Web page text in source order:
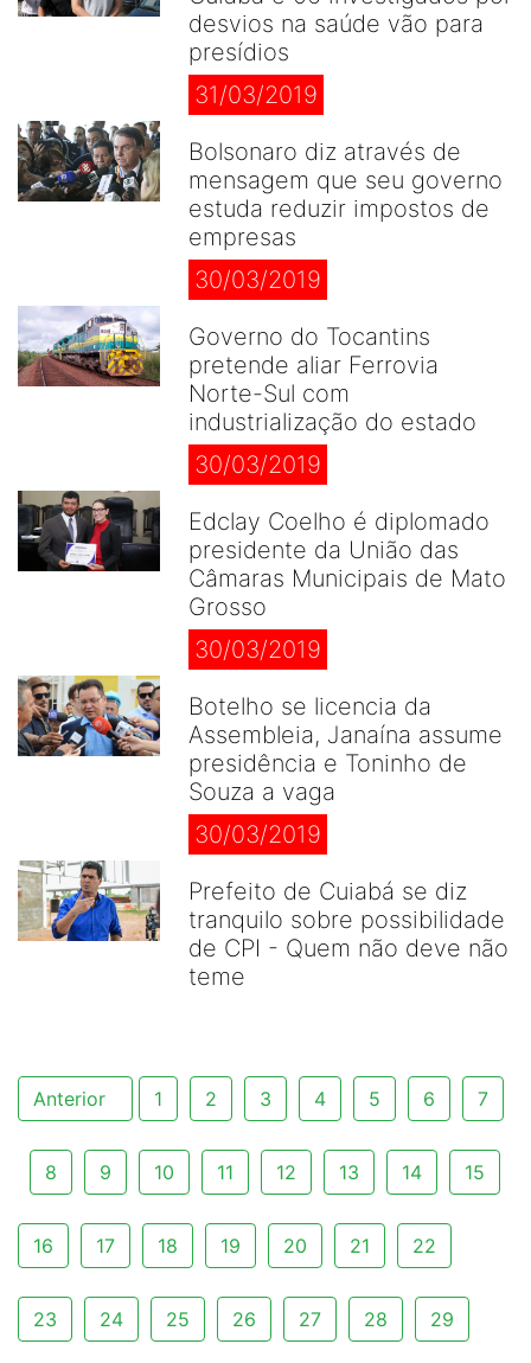
desvios na saúde vão para
presídios
31/03/2019
Bolsonaro diz através de
mensagem que seu governo
estuda reduzir impostos de
empresas
30/03/2019
Governo do Tocantins
pretende aliar Ferrovia
Norte-Sul com
industrialização do estado
30/03/2019
Edclay Coelho é diplomado
presidente da União das
Câmaras Municipais de Mato
Grosso
30/03/2019
Botelho se licencia da
Assembleia, Janaína assume
presidência e Toninho de
Souza a vaga
30/03/2019
Prefeito de Cuiabá se diz
tranquilo sobre possibilidade
de CPI - Quem não deve não
teme
Anterior 1 2 3 4 5 6 7
8 9 10 11 12 13 14 15
16 17 18 19 20 21 22
23 24 25 26 27 28 29